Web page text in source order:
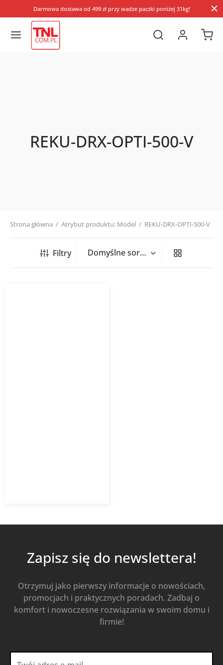
Darmowa dostawa od 499 zł przy wadze paczki poniżej 31kg!
REKU-DRX-OPTI-500-V
Strona główna / Atrybut produktu: Model / REKU-DRX-OPTI-500-V
Filtry
Zapisz się do newslettera!
Otrzymuj jako pierwszy informacje o nowościach,
promocjach i praktycznych poradach. Zadbaj o
komfort i nowoczesne rozwiązania w swoim domu i
firmie!